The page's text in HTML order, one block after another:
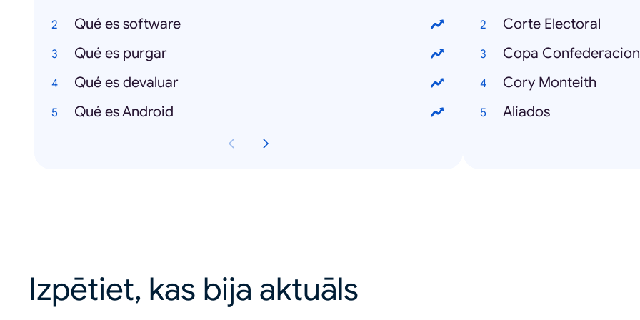
Qué es software
Qué es purgar
Qué es devaluar
Qué es Android
Corte Electoral
Copa
Cory Monteith
Aliados
Izpētiet, kas bija aktuāls